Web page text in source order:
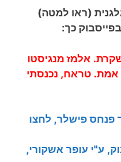
(ראו למטה)
כך:
אלמז מנגיסטו
טראח, נכנסתי
פנחס פישלר, לחצו
ע"י עופר אשקורי,